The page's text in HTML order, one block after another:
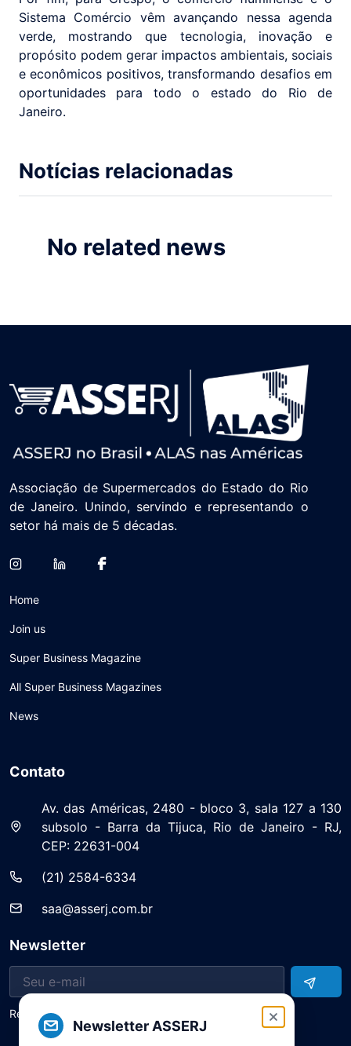
Sistema Comércio vêm avançando nessa agenda
verde, mostrando que tecnologia, inovação e
propósito podem gerar impactos ambientais, sociais
e econômicos positivos, transformando desafios em
oportunidades para todo o estado do Rio de
Janeiro.
Notícias relacionadas
No related news
Newsletter ASSERJ
Associação de Supermercados do Estado do Rio
de Janeiro. Unindo, servindo e representando o
setor há mais de 5 décadas.
Home
Join us
Super Business Magazine
All Super Business Magazines
News
Contato
Av. das Américas, 2480 - bloco 3, sala 127 a 130
subsolo - Barra da Tijuca, Rio de Janeiro - RJ,
CEP: 22631-004
(21) 2584-6334
saa@asserj.com.br
Newsletter
Receba notícias e atualizações do setor